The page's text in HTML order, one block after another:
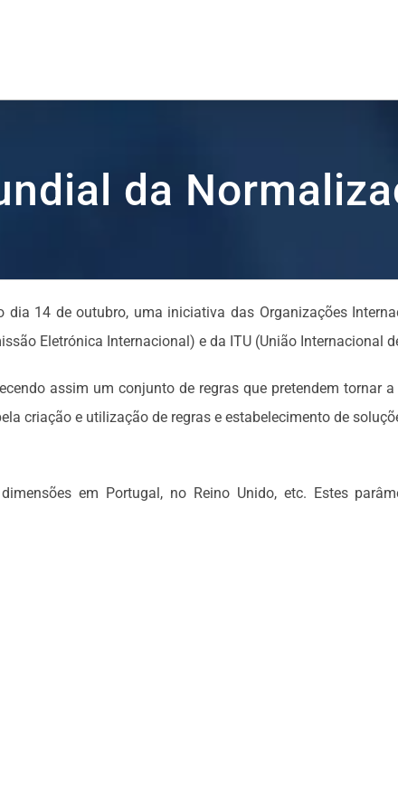
da
14 de outubro, uma iniciativa das Organizações
Eletrónica Internacional) e da ITU (União Internacional
assim um conjunto de regras que pretendem tornar
criação e utilização de regras e estabelecimento de
em Portugal, no Reino Unido, etc. Estes